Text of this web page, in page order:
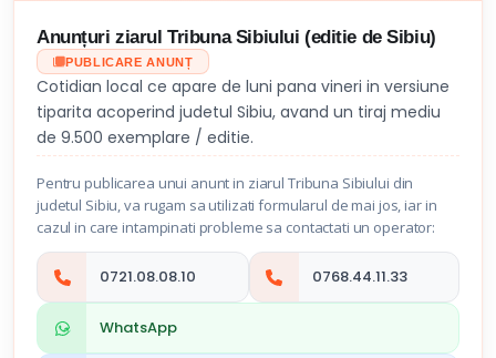
Anunțuri ziarul Tribuna Sibiului (editie de Sibiu)
PUBLICARE ANUNȚ
Cotidian local ce apare de luni pana vineri in versiune
tiparita acoperind judetul Sibiu, avand un tiraj mediu
de 9.500 exemplare / editie.
Pentru publicarea unui anunt in ziarul Tribuna Sibiului din
judetul Sibiu, va rugam sa utilizati formularul de mai jos, iar in
cazul in care intampinati probleme sa contactati un operator:
0721.08.08.10 0768.44.11.33
WhatsApp